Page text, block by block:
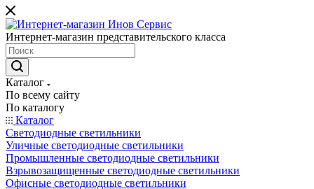
Интернет-магазин представительского класса
Каталог
По всему сайту
По каталогу
Каталог
Светодиодные светильники
Уличные светодиодные светильники
Промышленные светодиодные светильники
Взрывозащищенные светодиодные светильники
Офисные светодиодные светильники